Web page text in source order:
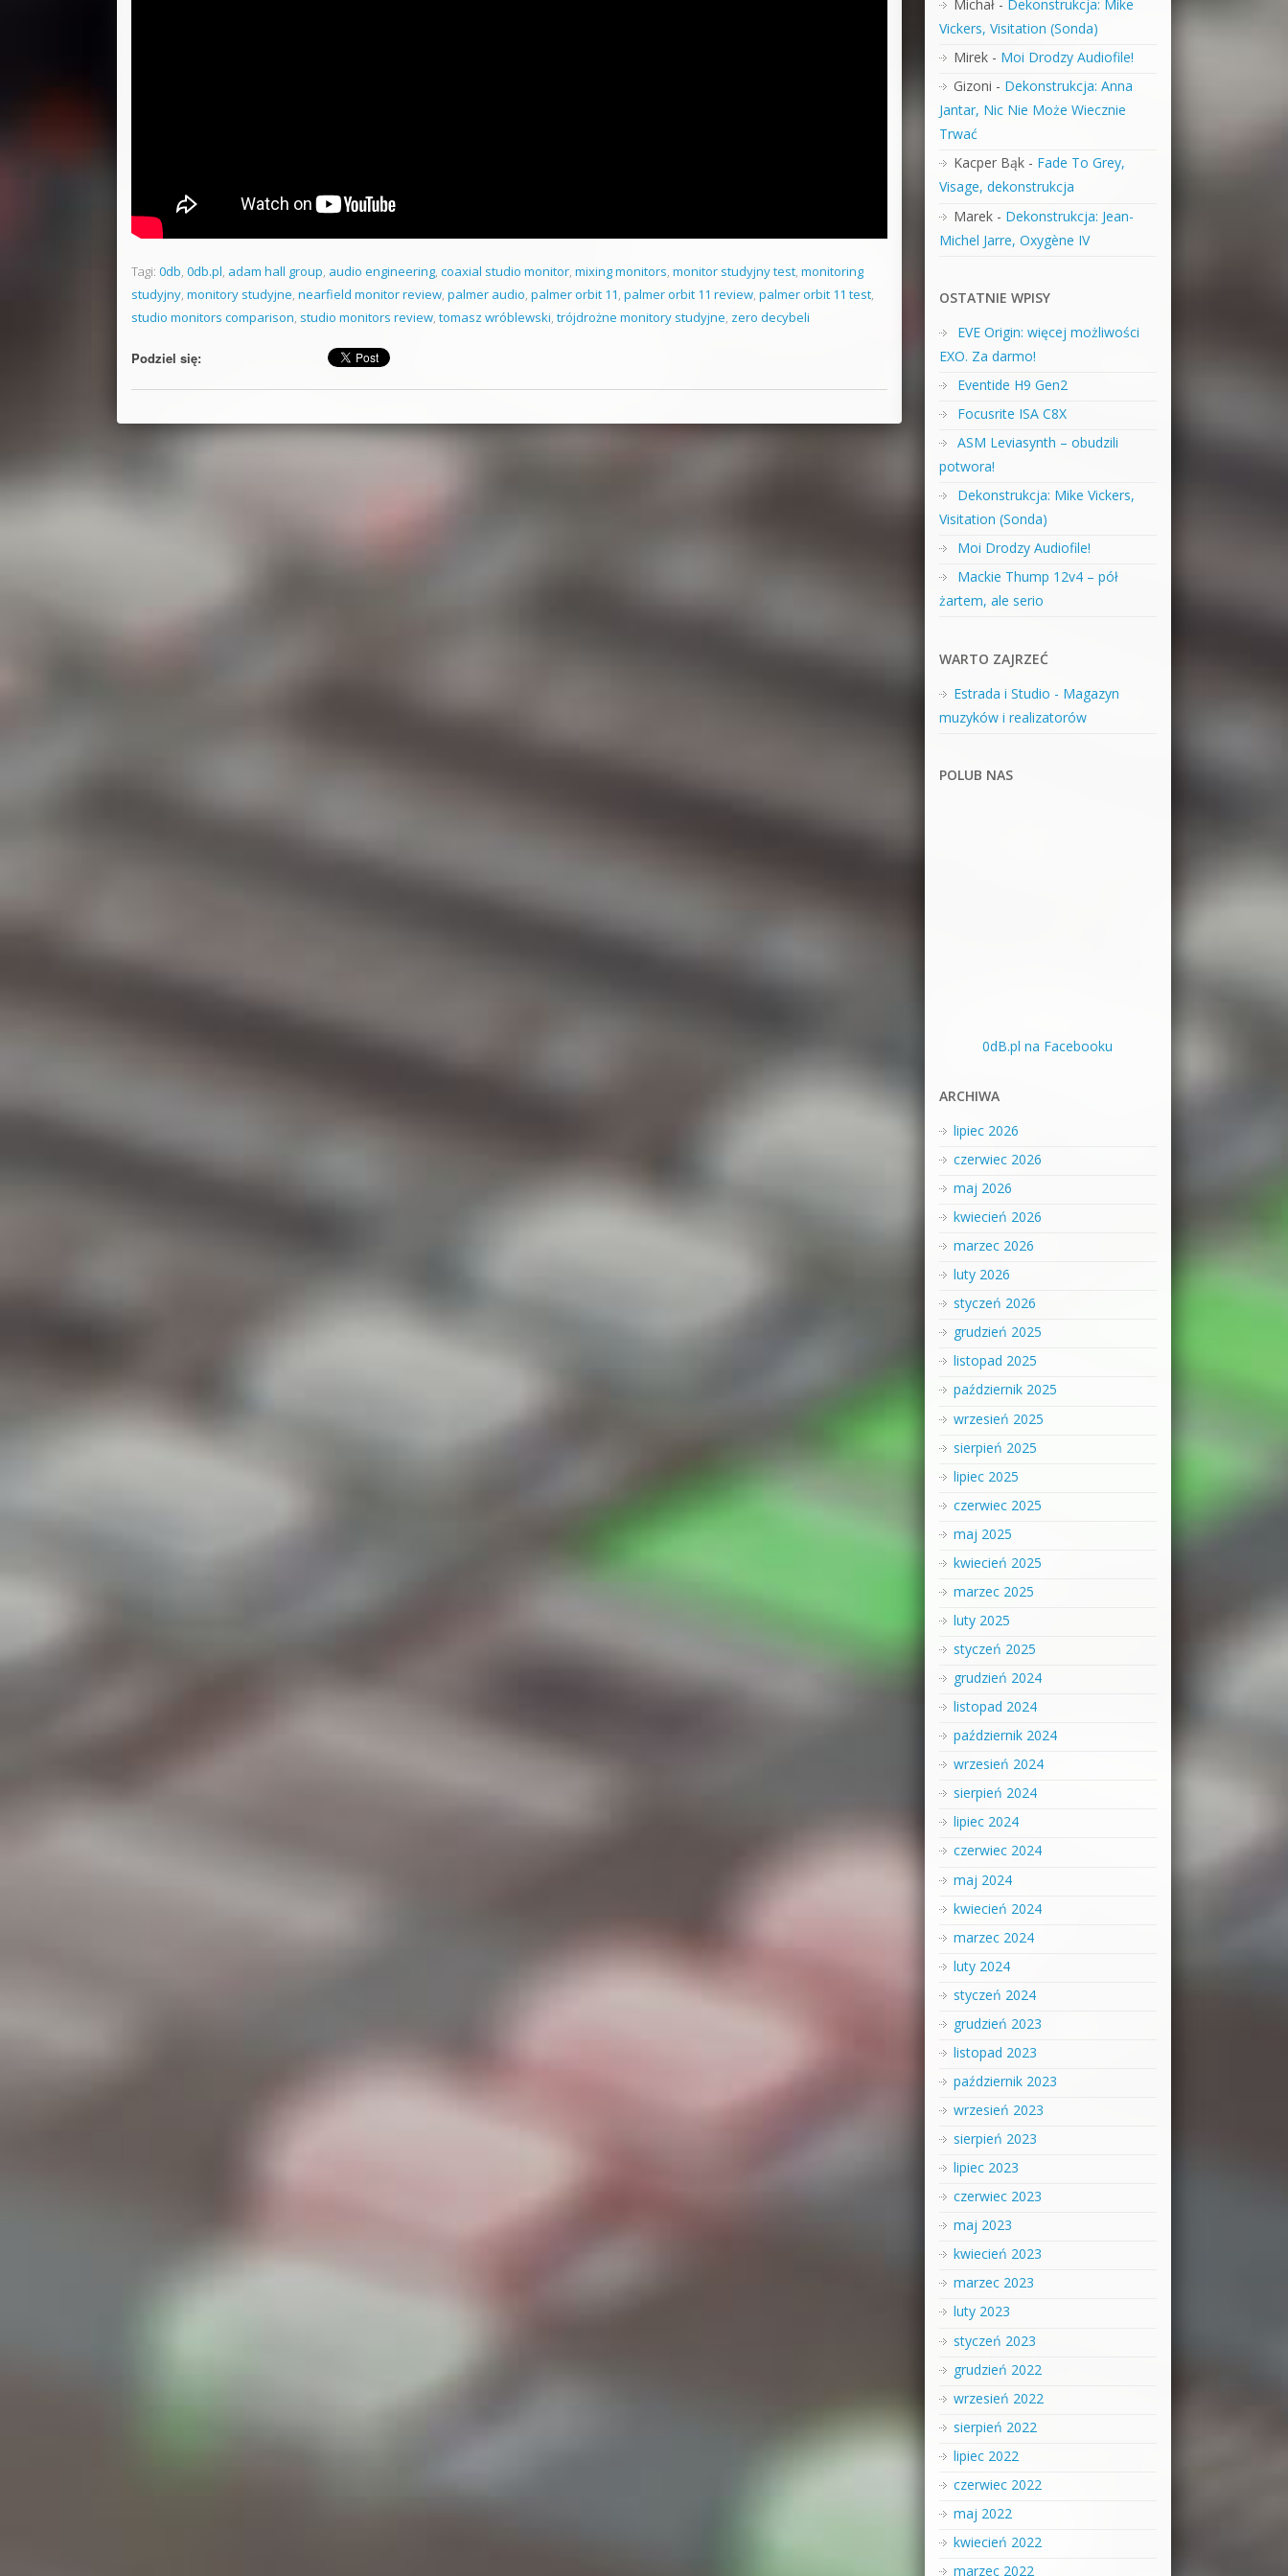
Tagi: 0db, 0db.pl, adam hall group, audio engineering, coaxial studio monitor, mixing monitors, monitor studyjny test, monitoring
studyjny, monitory studyjne, nearfield monitor review, palmer audio, palmer orbit 11, palmer orbit 11 review, palmer orbit 11 test,
studio monitors comparison, studio monitors review, tomasz wróblewski, trójdrożne monitory studyjne, zero decybeli
Podziel się:
Michał- Dekonstrukcja: Mike
Vickers, Visitation (Sonda)
Mirek- Moi Drodzy Audiofile!
Gizoni - Dekonstrukcja: Anna
Jantar, Nic Nie Może Wiecznie
Trwać
Kacper Bąk- Fade To Grey,
Visage, dekonstrukcja
Marek- Dekonstrukcja: Jean-
Michel Jarre, Oxygène IV
OSTATNIE WPISY
EVE Origin: więcej możliwości
EXO. Za darmo!
Eventide H9 Gen2
Focusrite ISA C8X
ASM Leviasynth – obudzili
potwora!
Dekonstrukcja: Mike Vickers,
Visitation (Sonda)
Moi Drodzy Audiofile!
Mackie Thump 12v4 – pół
żartem, ale serio
WARTO ZAJRZEĆ
Estrada i Studio - Magazyn
muzyków i realizatorów
POLUB NAS
0dB.pl na Facebooku
ARCHIWA
lipiec 2026
czerwiec 2026
maj 2026
kwiecień 2026
marzec 2026
luty 2026
styczeń 2026
grudzień 2025
listopad 2025
październik 2025
wrzesień 2025
sierpień 2025
lipiec 2025
czerwiec 2025
maj 2025
kwiecień 2025
marzec 2025
luty 2025
styczeń 2025
grudzień 2024
listopad 2024
październik 2024
wrzesień 2024
sierpień 2024
lipiec 2024
czerwiec 2024
maj 2024
kwiecień 2024
marzec 2024
luty 2024
styczeń 2024
grudzień 2023
listopad 2023
październik 2023
wrzesień 2023
sierpień 2023
lipiec 2023
czerwiec 2023
maj 2023
kwiecień 2023
marzec 2023
luty 2023
styczeń 2023
grudzień 2022
wrzesień 2022
sierpień 2022
lipiec 2022
czerwiec 2022
maj 2022
kwiecień 2022
marzec 2022